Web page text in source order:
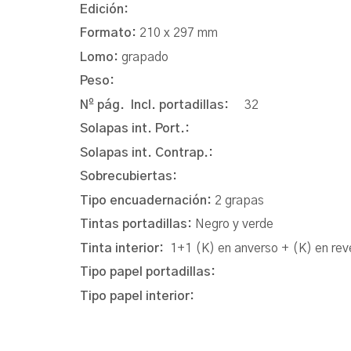
Edición:
Formato: 210 x 297 mm
Lomo: grapado
Peso:
Nº pág. Incl. portadillas: 32
Solapas int. Port.:
Solapas int. Contrap.:
Sobrecubiertas:
Tipo encuadernación: 2 grapas
Tintas portadillas: Negro y verde
Tinta interior:
1+1 (K) en anverso + (K) en
Tipo papel portadillas:
Tipo papel interior: